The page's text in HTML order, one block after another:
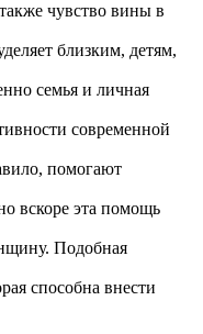
чувство вины в
близким, детям,
семья и личная
современной
помогают
вскоре эта помощь
Подобная
способна внести